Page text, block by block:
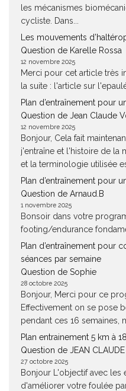
les mécanismes
cycliste. Dans...
Les mouvements
Question de Karelle Rossa
12 novembre 2025
Merci pour cet article très
la suite : l'article sur
Plan d’entraînement pour
Question de Jean Claude
12 novembre 2025
Bonjour, Cela fait
j'entraîne et l'histoire de la
et la terminologie utilisée
Plan d’entraînement pour
Question de Arnaud.B
1 novembre 2025
Bonsoir dans votre
footing/endurance
Plan d’entraînement pour
séances par semaine
Question de Sophie
28 octobre 2025
Bonjour, Merci pour ce
Effectivement on se pose
pendant ces 16 semaines,
Plan entrainement 5 km à
Question de JEAN
27 octobre 2025
Bonjour L'objectif avec les
d'améliorer votre foulée